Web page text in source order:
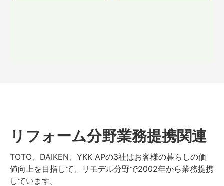
リフォーム分野業務提携関連
TOTO、DAIKEN、YKK APの3社はお客様の暮らしの価
値向上を目指して、リモデル分野で2002年から業務提携
しています。